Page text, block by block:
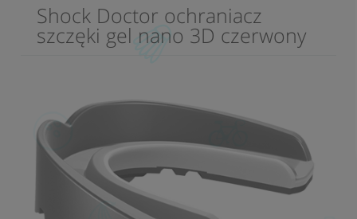
Shock Doctor ochraniacz
szczęki gel nano 3D czerwony